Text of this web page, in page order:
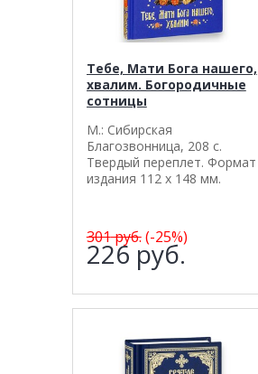
Тебе, Мати Бога нашего,
хвалим. Богородичные
сотницы
М.: Сибирская
Благозвонница, 208 с.
Твердый переплет. Формат
издания 112 х 148 мм.
301руб.(-25%)
226руб.